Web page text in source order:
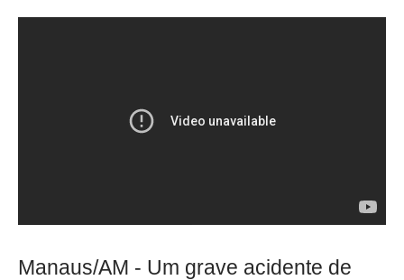
Manaus/AM - Um grave acidente de